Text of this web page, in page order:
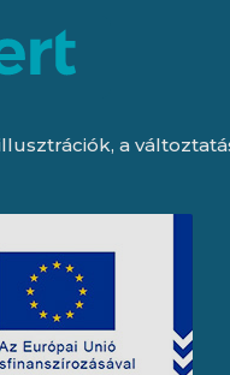
a